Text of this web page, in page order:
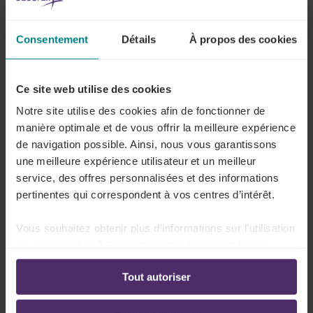
Consentement Détails À propos des cookies
Ce site web utilise des cookies
Notre site utilise des cookies afin de fonctionner de
manière optimale et de vous offrir la meilleure expérience
de navigation possible. Ainsi, nous vous garantissons
une meilleure expérience utilisateur et un meilleur
service, des offres personnalisées et des informations
pertinentes qui correspondent à vos centres d’intérêt.
Vous souhaitez obtenir plus d'informations sur l'utilisation
ligne:
Politique de confidentialité-Politique en matière
d’utilisation des cookies
Tout autoriser
Travail.
Tous les articles sur La fouille des
travailleurs